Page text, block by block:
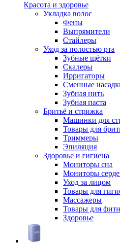
Красота и здоровье
Укладка волос
Фены
Выпрямители
Стайлеры
Уход за полостью рта
Зубные щётки
Скалеры
Ирригаторы
Сменные
Зубная нить
Зубная паста
Бритьё и стрижка
Машинки для
Товары для
Триммеры
Эпиляция
Здоровье и гигиена
Мониторы сна
Мониторы
Уход за лицом
Товары для
Массажеры
Товары для
Здоровье